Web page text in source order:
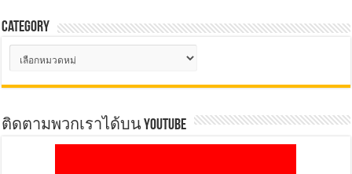
Category
Category
ติดตามพวกเราได้บน YOUTUBE